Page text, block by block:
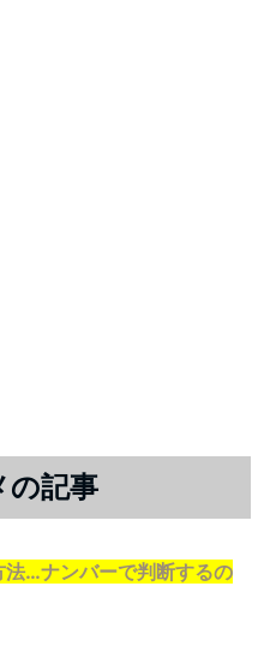
の記事
…ナンバーで判断するの